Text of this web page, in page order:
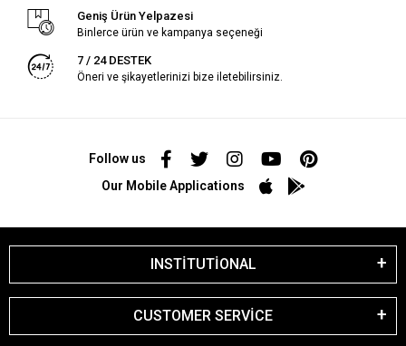
Geniş Ürün Yelpazesi
Binlerce ürün ve kampanya seçeneği
7 / 24 DESTEK
Öneri ve şikayetlerinizi bize iletebilirsiniz.
Follow us
Our Mobile Applications
INSTİTUTİONAL
CUSTOMER SERVİCE